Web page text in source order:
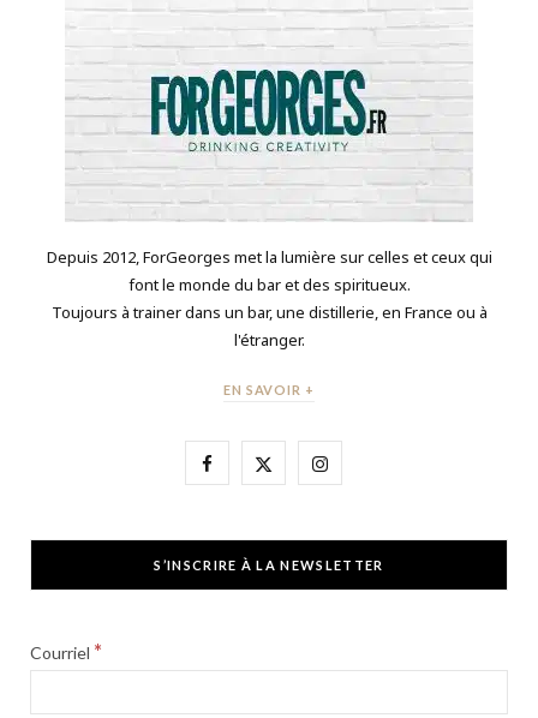
Depuis 2012, ForGeorges met la lumière sur celles et ceux qui
font le monde du bar et des spiritueux.
Toujours à trainer dans un bar, une distillerie, en France ou à
l'étranger.
EN SAVOIR +
F
e
X
w
I
t
S’INSCRIRE À LA NEWSLETTER
Courriel *